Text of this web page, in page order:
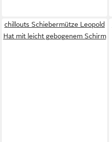
chillouts Schiebermütze Leopold
Hat mit leicht gebogenem Schirm